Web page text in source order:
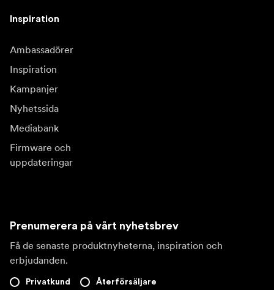
Inspiration
Ambassadörer
Inspiration
Kampanjer
Nyhetssida
Mediabank
Firmware och
uppdateringar
Prenumerera på vårt nyhetsbrev
Få de senaste produktnyheterna, inspiration och
erbjudanden.
Privatkund Återförsäljare